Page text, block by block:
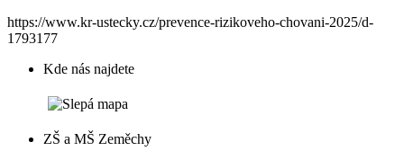
https://www.kr-ustecky.cz/prevence-rizikoveho-chovani-2025/d-
1793177
Kde nás najdete
ZŠ a MŠ Zeměchy